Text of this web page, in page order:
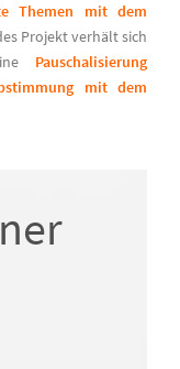
Themen mit dem
Projekt verhält sich
Pauschalisierung
mit dem